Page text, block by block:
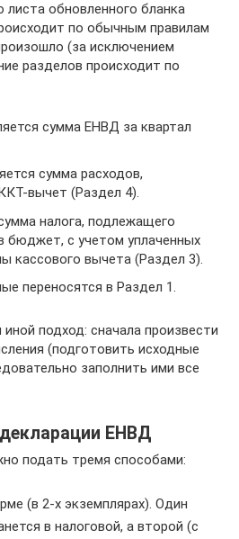
листа обновленного бланка
по обычным правилам
(за исключением
разделов происходит по
сумма ЕНВД за квартал
сумма расходов,
вычет (Раздел 4).
налога, подлежащего
бюджет, с учетом уплаченных
кассового вычета (Раздел 3).
переносятся в Раздел 1.
подход: сначала произвести
(подготовить исходные
заполнить ими все
ЕНВД
подать тремя способами:
(в 2-х экземплярах). Один
в налоговой, а второй (с